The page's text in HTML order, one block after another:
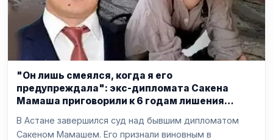
"Он лишь смеялся, когда я его
предупреждала": экс-дипломата Сакена
Мамаша приговорили к 6 годам лишения
В Астане завершился суд над бывшим дипломатом
Сакеном Мамашем. Его признали виновным в